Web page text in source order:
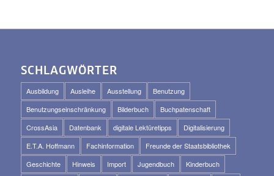
SCHLAGWÖRTER
Ausbildung Ausleihe Ausstellung
Benutzung
Benutzungseinschränkung
Bilderbuch
Buchpatenschaft
CrossAsia
Datenbank digitale Lektüretipps
Digitalisierung
E.T.A. Hoffmann
Fachinformation
Freunde der Staatsbibliothek
Geschichte
Hinweis Import Jugendbuch
Kinderbuch